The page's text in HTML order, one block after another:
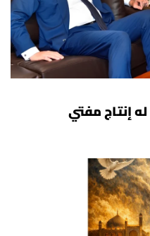
إنتاج مفتي